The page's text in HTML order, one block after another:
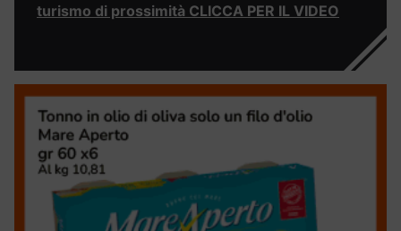
turismo di prossimità CLICCA PER IL VIDEO